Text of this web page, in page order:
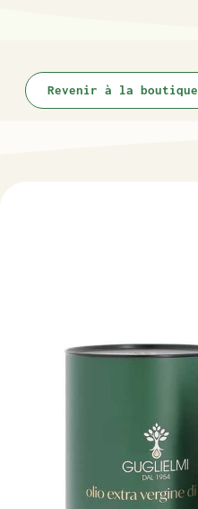
Revenir à la boutique